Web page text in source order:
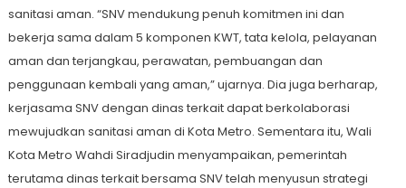
sanitasi aman. “SNV mendukung penuh komitmen ini dan
bekerja sama dalam 5 komponen KWT, tata kelola, pelayanan
aman dan terjangkau, perawatan, pembuangan dan
penggunaan kembali yang aman,” ujarnya. Dia juga berharap,
kerjasama SNV dengan dinas terkait dapat berkolaborasi
mewujudkan sanitasi aman di Kota Metro. Sementara itu, Wali
Kota Metro Wahdi Siradjudin menyampaikan, pemerintah
terutama dinas terkait bersama SNV telah menyusun strategi